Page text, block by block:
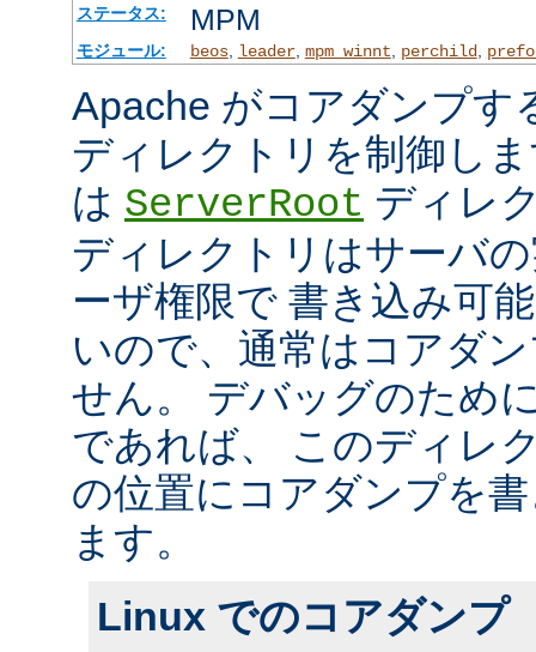
ステータス: MPM
モジュール: beos, leader, mpm_winnt perchild,
Apache がコアダンプす
ディレクトリを制御し
は ServerRoot ディレ
ディレクトリはサーバ
ーザ権限で 書き込み可
いので、通常はコアダ
せん。 デバッグのため
であれば、 このディレ
の位置にコアダンプを
ます。
Linux でのコアダンプ